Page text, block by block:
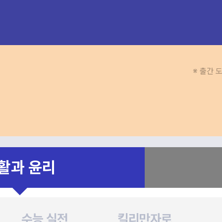
※ 출간
과 윤리
수능 실전
킬리만자로